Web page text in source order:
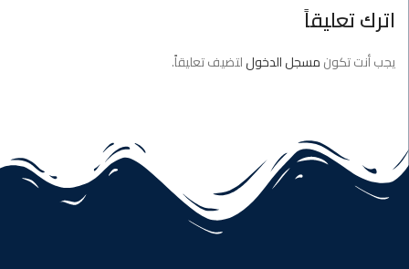
اترك تعليقاً
يجب أنت تكونمسجل الدخوللتضيف تعليقاً.